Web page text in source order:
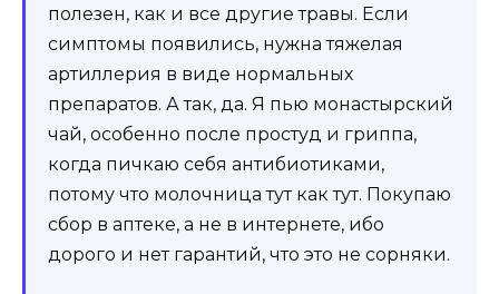
полезен, как и все другие травы. Если
симптомы появились, нужна тяжелая
артиллерия в виде нормальных
препаратов. А так, да. Я пью монастырский
чай, особенно после простуд и гриппа,
когда пичкаю себя антибиотиками,
потому что молочница тут как тут. Покупаю
сбор в аптеке, а не в интернете, ибо
дорого и нет гарантий, что это не сорняки.